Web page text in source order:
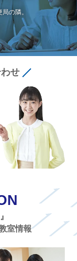
の隣。
せ
室情報